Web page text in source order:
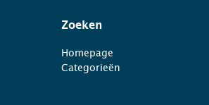
Zoeken
Homepage
Categorieën